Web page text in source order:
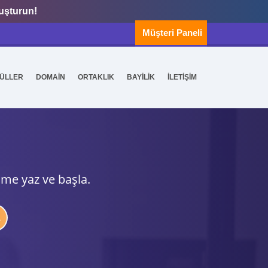
Müşteri Paneli
DOMAİN ORTAKLIK BAYİLİK İLETİŞİM
yaz ve başla.